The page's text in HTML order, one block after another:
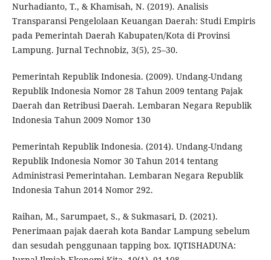
Nurhadianto, T., & Khamisah, N. (2019). Analisis
Transparansi Pengelolaan Keuangan Daerah: Studi Empiris
pada Pemerintah Daerah Kabupaten/Kota di Provinsi
Lampung. Jurnal Technobiz, 3(5), 25–30.
Pemerintah Republik Indonesia. (2009). Undang-Undang
Republik Indonesia Nomor 28 Tahun 2009 tentang Pajak
Daerah dan Retribusi Daerah. Lembaran Negara Republik
Indonesia Tahun 2009 Nomor 130
Pemerintah Republik Indonesia. (2014). Undang-Undang
Republik Indonesia Nomor 30 Tahun 2014 tentang
Administrasi Pemerintahan. Lembaran Negara Republik
Indonesia Tahun 2014 Nomor 292.
Raihan, M., Sarumpaet, S., & Sukmasari, D. (2021).
Penerimaan pajak daerah kota Bandar Lampung sebelum
dan sesudah penggunaan tapping box. IQTISHADUNA: